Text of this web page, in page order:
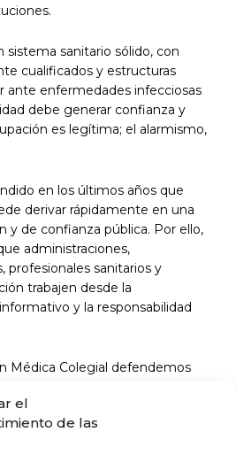
el
de las
sistema sanitario sólido, con
cualificados y estructuras
ante enfermedades infecciosas
debe generar confianza y
es legítima; el alarmismo,
en los últimos años que
derivar rápidamente en una
y de confianza pública. Por ello,
administraciones,
profesionales sanitarios y
trabajen desde la
y la responsabilidad
Médica Colegial defendemos
ciencia, transparencia,
La confianza de los
ofreciendo información veraz,